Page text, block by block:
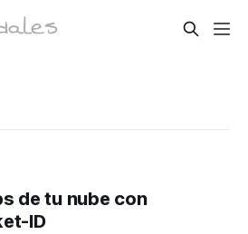
de tu nube con
ID